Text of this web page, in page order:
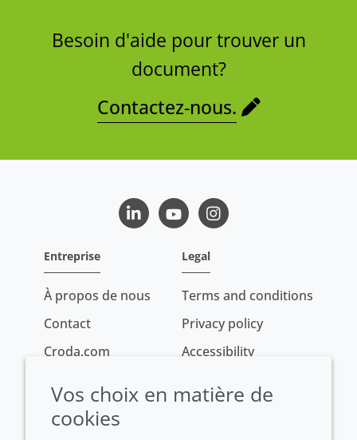
Besoin d'aide pour trouver un
document?
Contactez-nous.
LinkedInYoutubeInstagram
Entreprise
À propos de nous
Contact
Croda.com
Legal
Terms and conditions
Privacy policy
Accessibility
Conditions of sale
Vos choix en matière de
cookies